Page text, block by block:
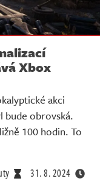
Xbox
akci
bude obrovská.
100 hodin. To
31. 8. 2024